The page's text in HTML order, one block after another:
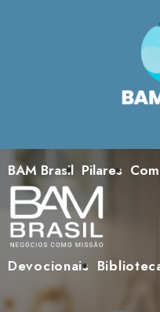
BAM Brasil Pilares
Devocionais